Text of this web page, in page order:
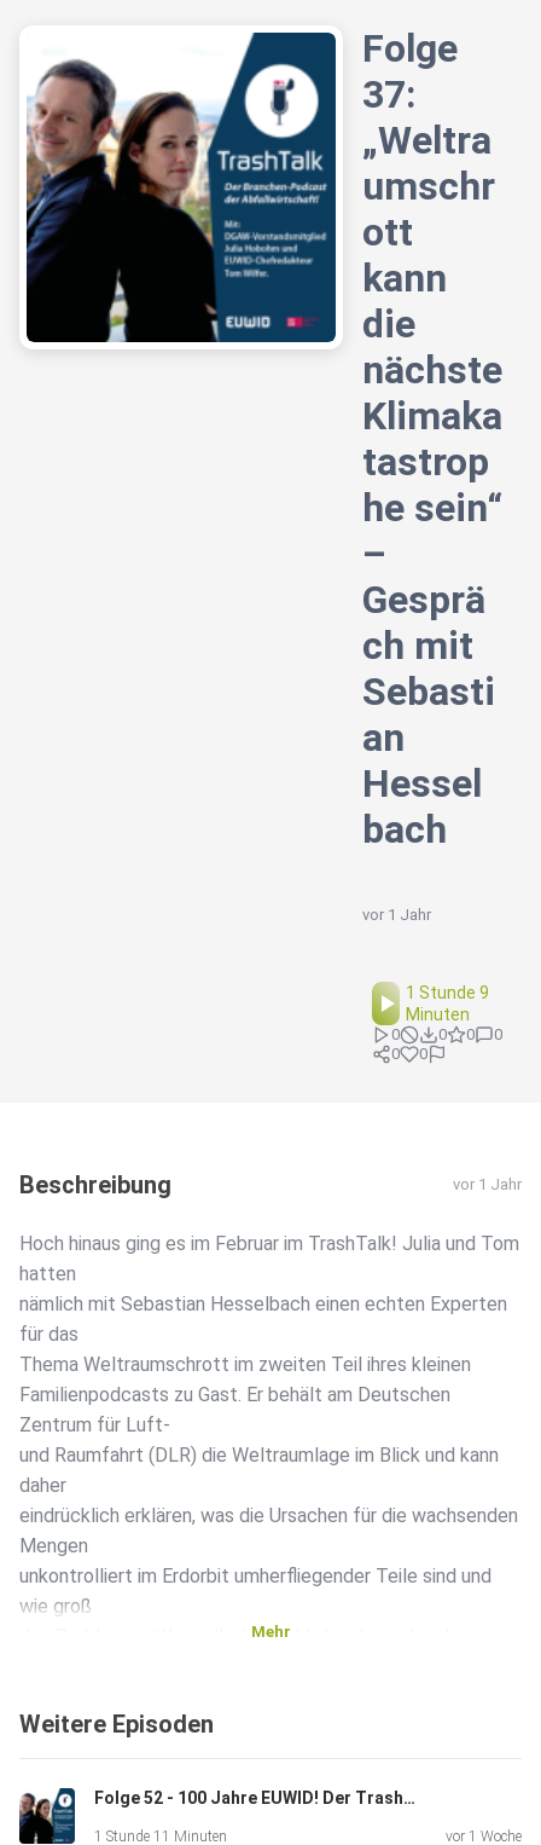
Folge
37:
„Weltra
umschr
ott
kann
die
nächste
Klimaka
tastrop
he sein“
–
Gesprä
ch mit
Sebasti
an
Hessel
bach
vor 1 Jahr
1 Stunde 9
Minuten
0 0 0
0
0
0
Beschreibung vor 1 Jahr
Hoch hinaus ging es im Februar im TrashTalk! Julia und Tom
hatten
nämlich mit Sebastian Hesselbach einen echten Experten
für das
Thema Weltraumschrott im zweiten Teil ihres kleinen
Familienpodcasts zu Gast. Er behält am Deutschen
Zentrum für Luft-
und Raumfahrt (DLR) die Weltraumlage im Blick und kann
daher
eindrücklich erklären, was die Ursachen für die wachsenden
Mengen
unkontrolliert im Erdorbit umherfliegender Teile sind und
wie groß
das Problem mittlerweile tatsächlich schon ist – „In
mit
muss, wenn
der befürchtete Kipppunkt beim Weltraumschrott erreicht
Mehr
Weitere Episoden
Folge 52 - 100 Jahre EUWID! Der TrashTalk feiert mit!
1 Stunde 11 Minuten vor 1 Woche